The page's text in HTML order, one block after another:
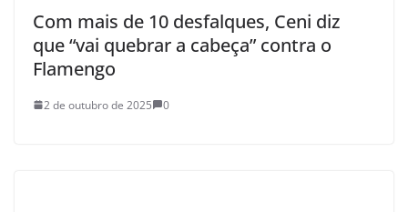
Com mais de 10 desfalques, Ceni diz
que “vai quebrar a cabeça” contra o
Flamengo
2 de outubro de 2025 0